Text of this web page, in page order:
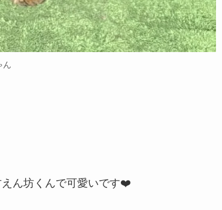
ん
ん坊くんで可愛いです❤️